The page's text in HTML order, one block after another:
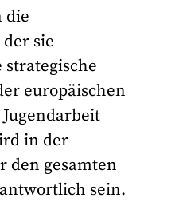
die
sie
europäischen
in der
den gesamten
sein.